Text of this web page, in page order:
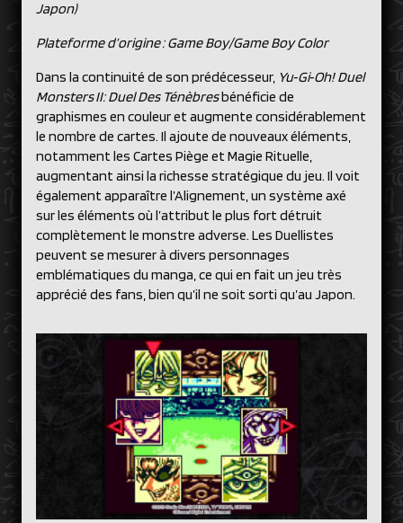
Japon)
Plateforme d’origine : Game Boy/Game Boy Color
Dans la continuité de son prédécesseur, Yu‑Gi‑Oh! Duel
Monsters II: Duel Des Ténèbresbénéficie de
graphismes en couleur et augmente considérablement
le nombre de cartes. Il ajoute de nouveaux éléments,
notamment les Cartes Piège et Magie Rituelle,
augmentant ainsi la richesse stratégique du jeu. Il voit
également apparaître l’Alignement, un système axé
sur les éléments où l’attribut le plus fort détruit
complètement le monstre adverse. Les Duellistes
peuvent se mesurer à divers personnages
emblématiques du manga, ce qui en fait un jeu très
apprécié des fans, bien qu’il ne soit sorti qu’au Japon.